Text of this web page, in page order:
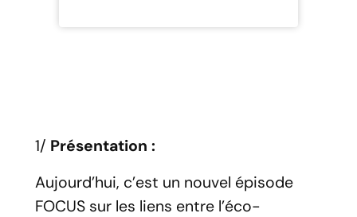
1/ Présentation :
Aujourd’hui, c’est un nouvel épisode
FOCUS sur les liens entre l’éco-